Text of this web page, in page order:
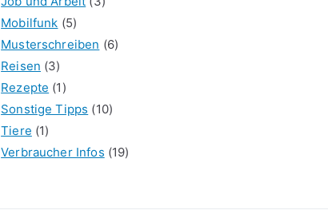
Mobilfunk (5)
Musterschreiben (6)
Reisen (3)
Rezepte (1)
Sonstige Tipps (10)
Tiere (1)
Verbraucher Infos (19)